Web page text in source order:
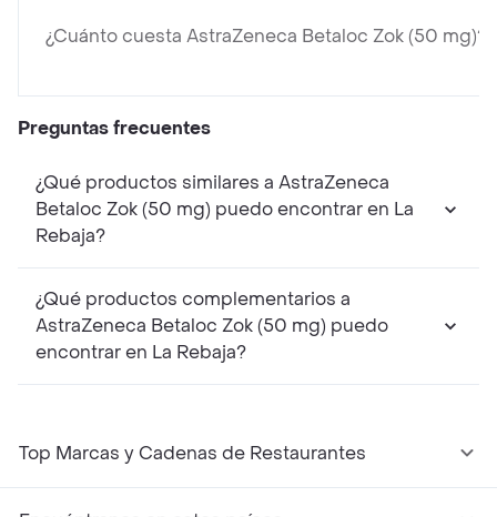
¿Cuánto cuesta AstraZeneca Betaloc Zok (50 mg)?
Preguntas frecuentes
¿Qué productos similares a AstraZeneca
Betaloc Zok (50 mg) puedo encontrar en La
Rebaja?
¿Qué productos complementarios a
AstraZeneca Betaloc Zok (50 mg) puedo
encontrar en La Rebaja?
Top Marcas y Cadenas de Restaurantes